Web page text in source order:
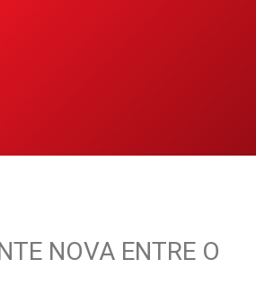
NOVA ENTRE O